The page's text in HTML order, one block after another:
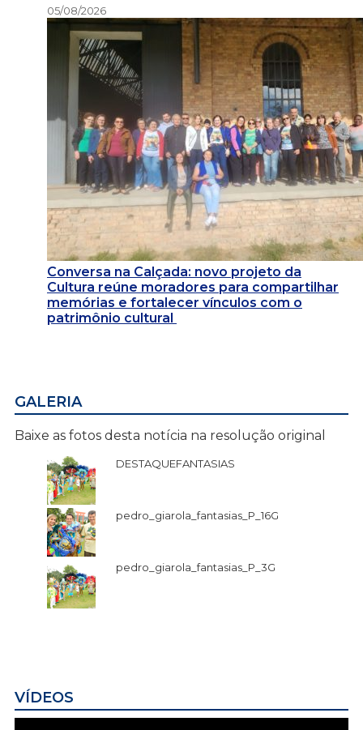
05/08/2026
Conversa na Calçada: novo projeto da
Cultura reúne moradores para compartilhar
memórias e fortalecer vínculos com o
patrimônio cultural
GALERIA
Baixe as fotos desta notícia na resolução original
DESTAQUEFANTASIAS
pedro_giarola_fantasias_P_16G
pedro_giarola_fantasias_P_3G
VÍDEOS